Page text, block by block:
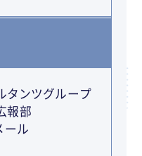
タンツグループ
報部
ール